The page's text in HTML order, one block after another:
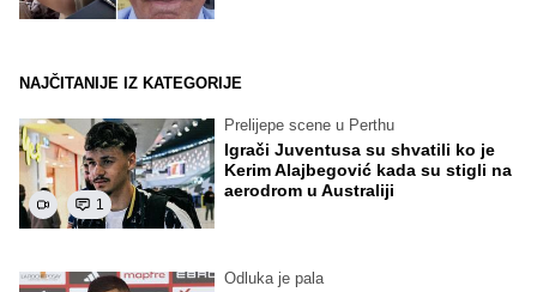
NAJČITANIJE IZ KATEGORIJE
1
Prelijepe scene u Perthu
Igrači Juventusa su shvatili ko je
Kerim Alajbegović kada su stigli na
aerodrom u Australiji
Odluka je pala